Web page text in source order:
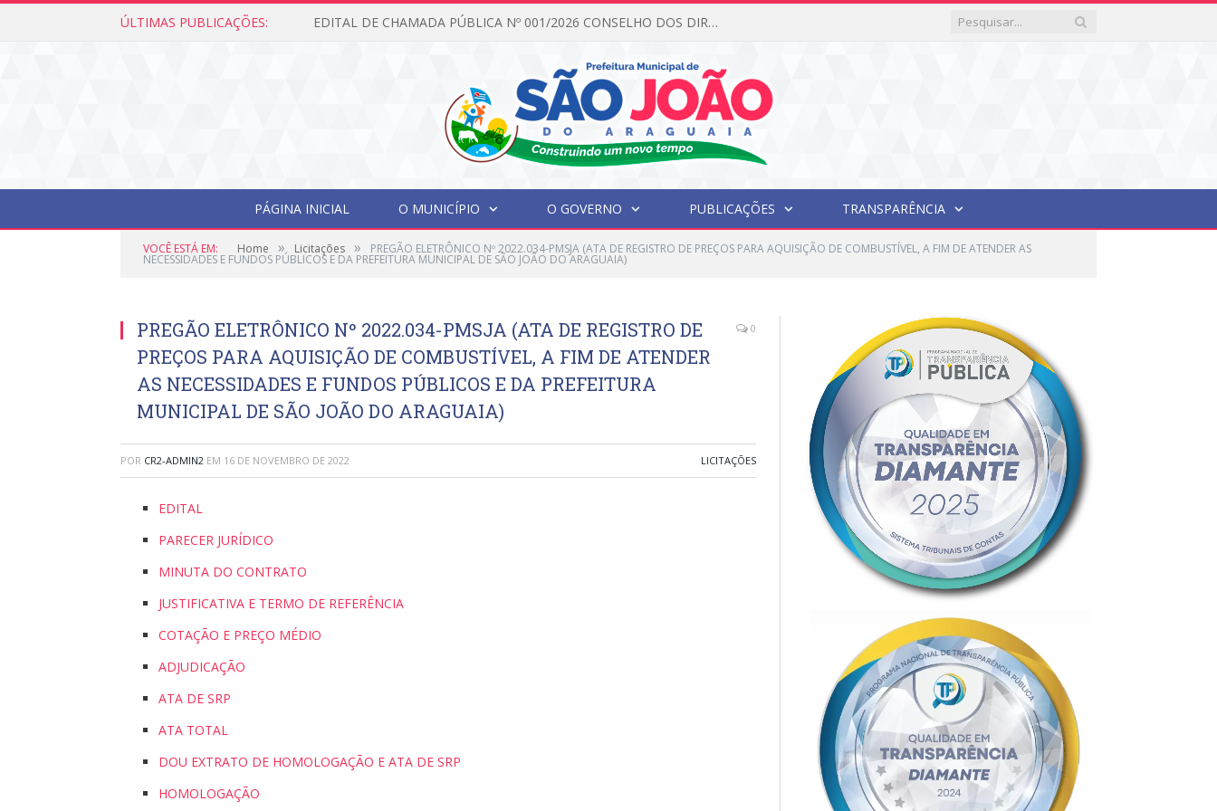
ÚLTIMAS PUBLICAÇÕES: EDITAL DE CHAMADA PÚBLICA Nº 001/2026 CONSELHO DOS DIREITOS DA CRIANÇA E DO ADOLESCENTE
PÁGINA INICIAL O MUNICÍPIO O GOVERNO PUBLICAÇÕES TRANSPARÊNCIA
VOCÊ ESTÁ EM: Home » Licitações » PREGÃO ELETRÔNICO Nº 2022.034-PMSJA (ATA DE REGISTRO DE PREÇOS PARA AQUISIÇÃO DE COMBUSTÍVEL, A FIM DE ATENDER AS
NECESSIDADES E FUNDOS PÚBLICOS E DA PREFEITURA MUNICIPAL DE SÃO JOÃO DO ARAGUAIA)
PREGÃO ELETRÔNICO Nº 2022.034-PMSJA (ATA DE REGISTRO DE
PREÇOS PARA AQUISIÇÃO DE COMBUSTÍVEL, A FIM DE ATENDER
AS NECESSIDADES E FUNDOS PÚBLICOS E DA PREFEITURA
MUNICIPAL DE SÃO JOÃO DO ARAGUAIA)
0
POR CR2-ADMIN2 EM 16 DE NOVEMBRO DE 2022 LICITAÇÕES
EDITAL
PARECER JURÍDICO
MINUTA DO CONTRATO
JUSTIFICATIVA E TERMO DE REFERÊNCIA
COTAÇÃO E PREÇO MÉDIO
ADJUDICAÇÃO
ATA DE SRP
ATA TOTAL
DOU EXTRATO DE HOMOLOGAÇÃO E ATA DE SRP
HOMOLOGAÇÃO